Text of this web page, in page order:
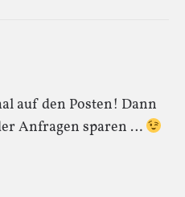
auf den Posten! Dann
Anfragen sparen …